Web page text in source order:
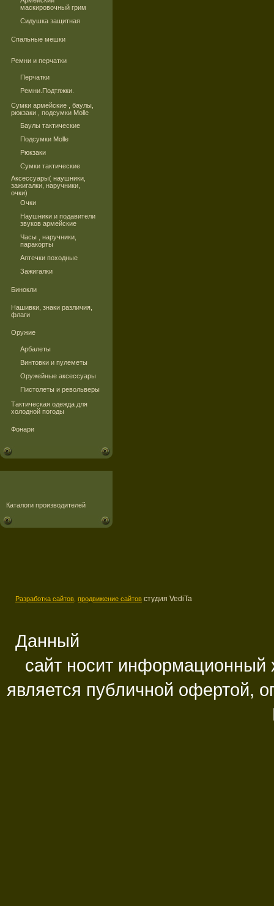
маскировочный грим
Сидушка защитная
Спальные мешки
Ремни и перчатки
Перчатки
Ремни.Подтяжки.
Сумки армейские , баулы,
рюкзаки , подсумки Molle
Баулы тактические
Подсумки Molle
Рюкзаки
Сумки тактические
Аксессуары( наушники,
зажигалки, наручники,
очки)
Очки
Наушники и подавители
звуков армейские
Часы , наручники,
паракорты
Аптечки походные
Зажигалки
Бинокли
Нашивки, знаки различия,
флаги
Оружие
Арбалеты
Винтовки и пулеметы
Оружейные аксессуары
Пистолеты и револьверы
Тактическая одежда для
холодной погоды
Фонари
Каталоги производителей
Разработка сайтов, продвижение сайтов студия VediTa
Данный
сайт носит информационный
является публичной офертой,